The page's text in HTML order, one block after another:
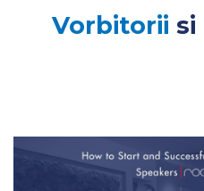
Vorbitorii si